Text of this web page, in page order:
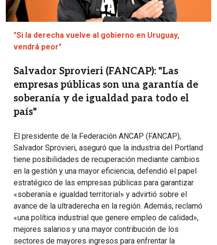
"Si la derecha vuelve al gobierno en Uruguay,
vendrá peor"
Salvador Sprovieri (FANCAP): "Las
empresas públicas son una garantía de
soberanía y de igualdad para todo el
país"
El presidente de la Federación ANCAP (FANCAP),
Salvador Sprovieri, aseguró que la industria del Portland
tiene posibilidades de recuperación mediante cambios
en la gestión y una mayor eficiencia, defendió el papel
estratégico de las empresas públicas para garantizar
«soberanía e igualdad territorial» y advirtió sobre el
avance de la ultraderecha en la región. Además, reclamó
«una política industrial que genere empleo de calidad»,
mejores salarios y una mayor contribución de los
sectores de mayores ingresos para enfrentar la